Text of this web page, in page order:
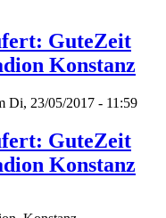
GuteZeit
Konstanz
Di, 23/05/2017 - 11:59
GuteZeit
Konstanz